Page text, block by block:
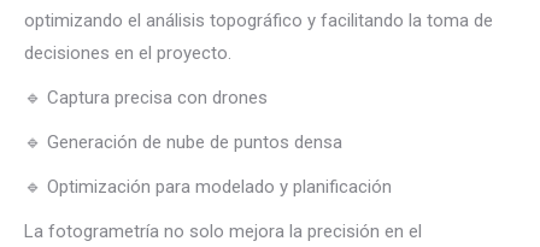
optimizando el análisis topográfico y facilitando la toma de
decisiones en el proyecto.
🔹 Captura precisa con drones
🔹 Generación de nube de puntos densa
🔹 Optimización para modelado y planificación
La fotogrametría no solo mejora la precisión en el